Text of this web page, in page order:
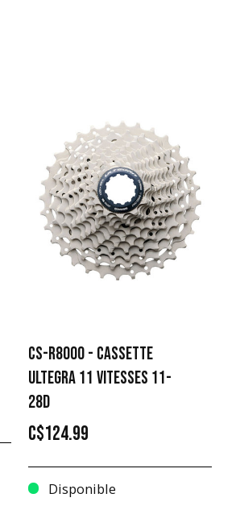
CS-R8000 - CASSETTE
ULTEGRA 11 VITESSES 11-
28D
C$124.99
Disponible